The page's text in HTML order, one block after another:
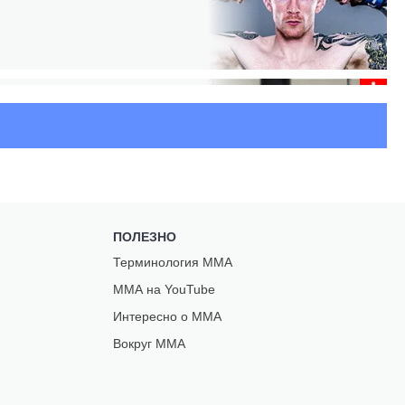
ПОЛЕЗНО
Терминология ММА
ММА на YouTube
Интересно о ММА
Вокруг ММА